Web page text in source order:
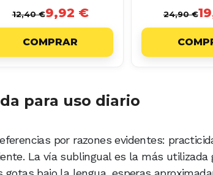
12,40 €9,92 €
COMPRAR
24,90 €
para uso diario
por razones evidentes:
La vía sublingual es la más